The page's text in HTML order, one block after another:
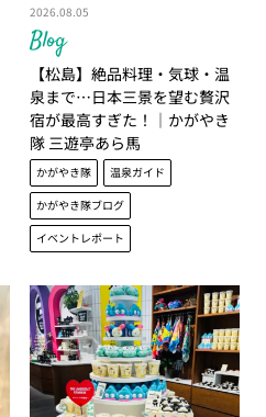
Blog
2026.08.05
【松島】絶品料理・気球・温
泉まで…日本三景を望む贅沢
宿が最高すぎた！│かがやき
隊 三遊亭あら馬
かがやき隊
温泉ガイド
かがやき隊ブログ
イベントレポート